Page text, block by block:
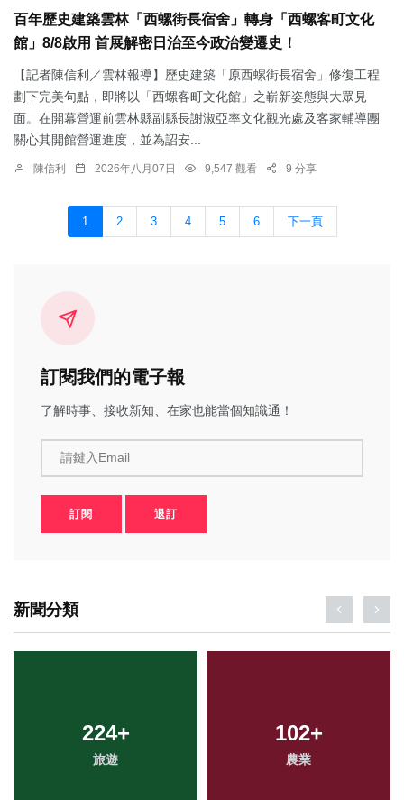
百年歷史建築雲林「西螺街長宿舍」轉身「西螺客町文化
館」8/8啟用 首展解密日治至今政治變遷史！
【記者陳信利／雲林報導】歷史建築「原西螺街長宿舍」修復工程
劃下完美句點，即將以「西螺客町文化館」之嶄新姿態與大眾見
面。在開幕營運前雲林縣副縣長謝淑亞率文化觀光處及客家輔導團
關心其開館營運進度，並為詔安...
陳信利 2026年八月07日 9,547 觀看 9 分享
1 2 3 4 5 6 下一頁
訂閱我們的電子報
了解時事、接收新知、在家也能當個知識通！
請鍵入Email
訂閱 退訂
新聞分類
224+
旅遊
102+
農業